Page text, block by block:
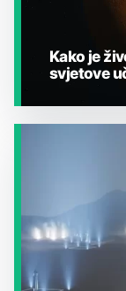
Kako je
svjetove